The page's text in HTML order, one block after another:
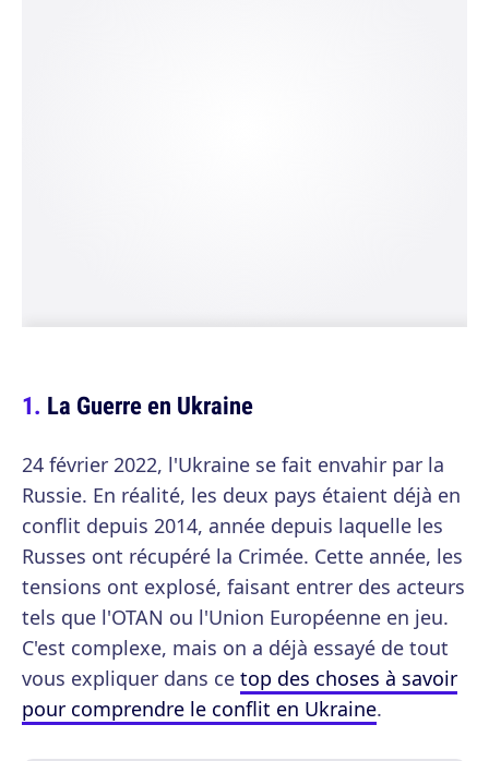
La Guerre en Ukraine
24 février 2022, l'Ukraine se fait envahir par la
Russie. En réalité, les deux pays étaient déjà en
conflit depuis 2014, année depuis laquelle les
Russes ont récupéré la Crimée. Cette année, les
tensions ont explosé, faisant entrer des acteurs
tels que l'OTAN ou l'Union Européenne en jeu.
C'est complexe, mais on a déjà essayé de tout
vous expliquer dans ce top des choses à savoir
pour comprendre le conflit en Ukraine.